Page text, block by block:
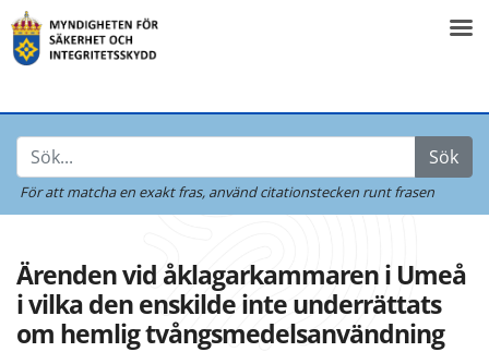
Sök
För att matcha en exakt fras, använd citationstecken runt frasen
Ärenden vid åklagarkammaren i Umeå
i vilka den enskilde inte underrättats
om hemlig tvångsmedelsanvändning